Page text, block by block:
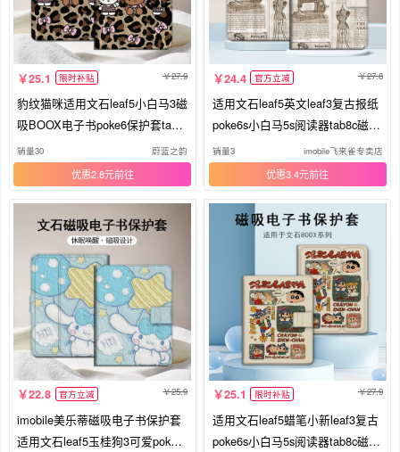
25.1 限时补贴 27.9
豹纹猫咪适用文石leaf5小白马3磁
吸BOOX电子书poke6保护套tab8
c壳
销量30 蔚蓝之韵
优惠2.8元
24.4 官方立减 27.8
适用文石leaf5英文leaf3复古报纸
poke6s小白马5s阅读器tab8c磁吸
Note电子书BOOX保护套Page电
纸书x5s保护壳潮
销量3 imobile飞来雀专卖店
优惠3.4元
22.8 官方立减 25.9
imobile美乐蒂磁吸电子书保护套
适用文石leaf5玉桂狗3可爱poke6
25.1 限时补贴 27.9
适用文石leaf5蜡笔小新leaf3复古
poke6s小白马5s阅读器tab8c磁吸